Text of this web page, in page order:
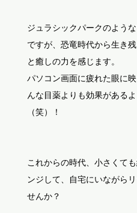
ジュラシックパークのよう
ですが、恐竜時代から生き
と癒しの力を感じます。
パソコン画面に疲れた眼に
んな目薬よりも効果がある
（笑）！
これからの時代、小さくて
ンジして、自宅にいながら
せんか？